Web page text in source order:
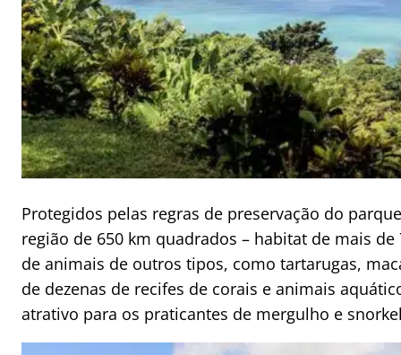
Protegidos pelas regras de preservação do
região de 650 km quadrados – habitat de mais
de animais de outros tipos, como tartarugas,
de dezenas de recifes de corais e animais
atrativo para os praticantes de mergulho e